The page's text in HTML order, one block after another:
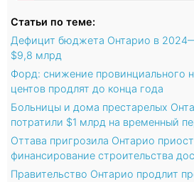
Статьи по теме:
Дефицит бюджета Онтарио в
$9,8 млрд
Форд: снижение провинциального
центов продлят до конца года
Больницы и дома престарелых
потратили $1 млрд на временный
Оттава пригрозила Онтарио
финансирование строительства
Правительство Онтарио продлит